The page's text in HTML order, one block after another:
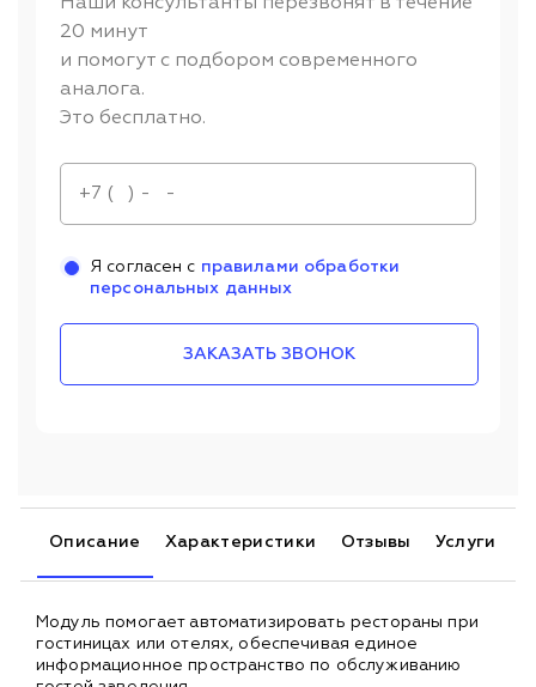
20 минут
и помогут с подбором современного
аналога.
Это бесплатно.
Я согласен с правилами обработки
персональных данных
ЗАКАЗАТЬ ЗВОНОК
Описание Характеристики Отзывы Услуги
Модуль помогает автоматизировать рестораны при
гостиницах или отелях, обеспечивая единое
информационное пространство по обслуживанию